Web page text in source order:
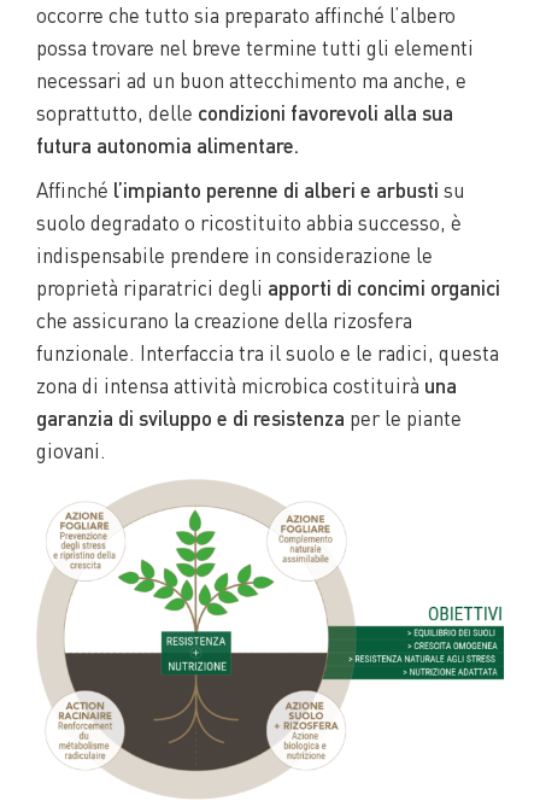
occorre che tutto sia preparato affinché l’albero
possa trovare nel breve termine tutti gli elementi
necessari ad un buon attecchimento ma anche, e
soprattutto, delle condizioni favorevoli alla sua
futura autonomia alimentare.
Affinché l’impianto perenne di alberi e arbusti su
suolo degradato o ricostituito abbia successo, è
indispensabile prendere in considerazione le
proprietà riparatrici degli apporti di concimi organici
che assicurano la creazione della rizosfera
funzionale. Interfaccia tra il suolo e le radici, questa
zona di intensa attività microbica costituirà una
garanzia di sviluppo e di resistenza per le piante
giovani.